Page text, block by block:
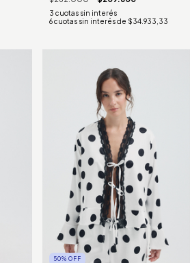
6 cuotas sin interés de $34.933,33
50% OFF